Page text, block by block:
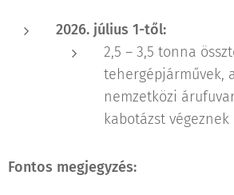
2026. július 1-től:
2,5 – 3,5 tonna
tehergépjárművek,
nemzetközi
kabotázst végeznek
Fontos megjegyzés: